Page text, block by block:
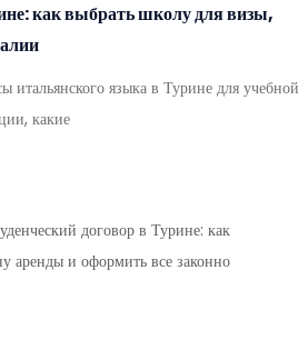
как выбрать школу для визы,
итальянского языка в Турине для учебной
какие
договор в Турине: как
аренды и оформить все законно